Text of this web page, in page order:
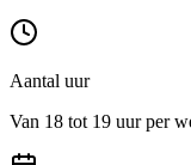
Aantal uur
Van 18 tot 19 uur per